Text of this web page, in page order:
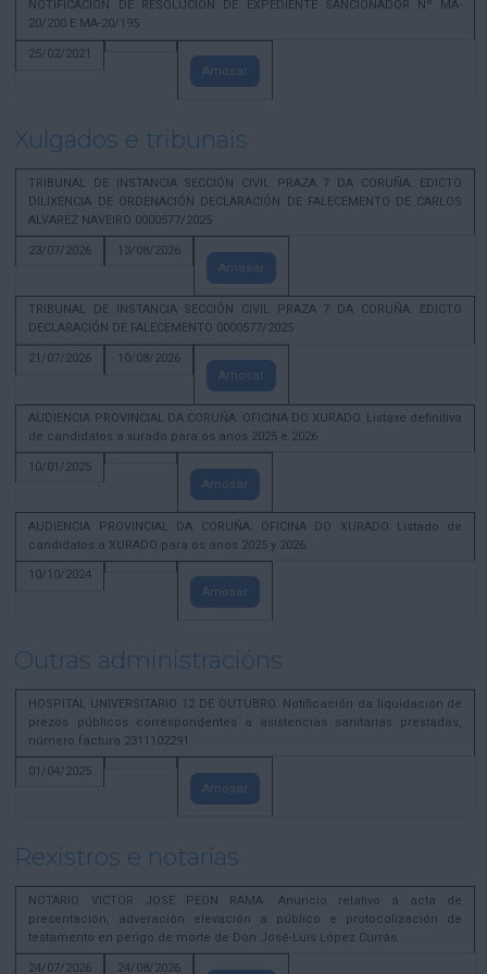
NOTIFICACION DE RESOLUCION DE EXPEDIENTE SANCIONADOR Nº MA-
20/200 E MA-20/195
25/02/2021
Amosar
Xulgados e tribunais
TRIBUNAL DE INSTANCIA SECCIÓN CIVIL PRAZA 7 DA CORUÑA. EDICTO
DILIXENCIA DE ORDENACIÓN DECLARACIÓN DE FALECEMENTO DE CARLOS
ALVAREZ NAVEIRO 0000577/2025
23/07/2026
13/08/2026
Amosar
TRIBUNAL DE INSTANCIA SECCIÓN CIVIL PRAZA 7 DA CORUÑA. EDICTO
DECLARACIÓN DE FALECEMENTO 0000577/2025
21/07/2026
10/08/2026
Amosar
AUDIENCIA PROVINCIAL DA CORUÑA. OFICINA DO XURADO. Listaxe definitiva
de candidatos a xurado para os anos 2025 e 2026
10/01/2025
Amosar
AUDIENCIA PROVINCIAL DA CORUÑA. OFICINA DO XURADO Listado de
candidatos a XURADO para os anos 2025 y 2026.
10/10/2024
Amosar
Outras administracións
HOSPITAL UNIVERSITARIO 12 DE OUTUBRO. Notificación da liquidación de
prezos públicos correspondentes a asistencias sanitarias prestadas,
número factura 2311102291
01/04/2025
Amosar
Rexistros e notarías
NOTARIO VICTOR JOSE PEON RAMA. Anuncio relativo á acta de
presentación, adveración elevación a público e protocolización de
testamento en perigo de morte de Don José-Luís López Currás.
24/07/2026
24/08/2026